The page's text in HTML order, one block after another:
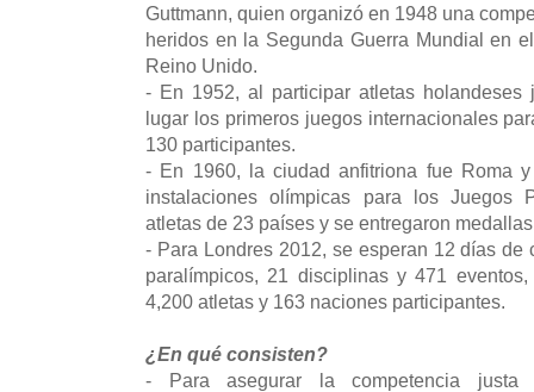
Guttmann, quien organizó en 1948 una
heridos en la Segunda Guerra Mundial en
Reino Unido.
- En 1952, al participar atletas holandeses
lugar los primeros juegos internacionales
130 participantes.
- En 1960, la ciudad anfitriona fue Roma
instalaciones olímpicas para los Juegos
atletas de 23 países y se entregaron
- Para Londres 2012, se esperan 12 días de
paralímpicos, 21 disciplinas y 471
4,200 atletas y 163 naciones participantes.
¿En qué consisten?
- Para asegurar la competencia justa